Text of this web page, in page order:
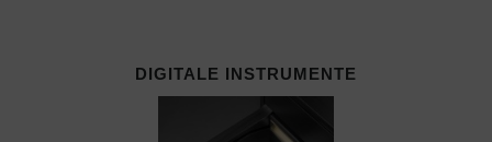
DIGITALE INSTRUMENTE